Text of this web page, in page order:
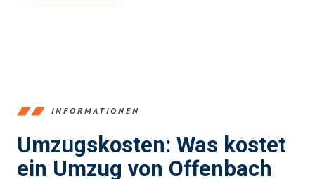
INFORMATIONEN
Umzugskosten: Was kostet
ein Umzug von Offenbach